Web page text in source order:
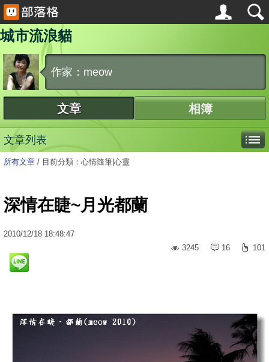
城市流浪貓
作家：meow
文章 相簿
文章列表
所有文章 / 目前分類：心情隨筆|心靈
深情在睫~月光都蘭
2010/12/18 18:48:47
3245
16 101